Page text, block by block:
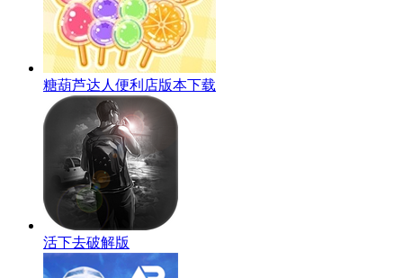
糖葫芦达人便利店版本下载
活下去破解版